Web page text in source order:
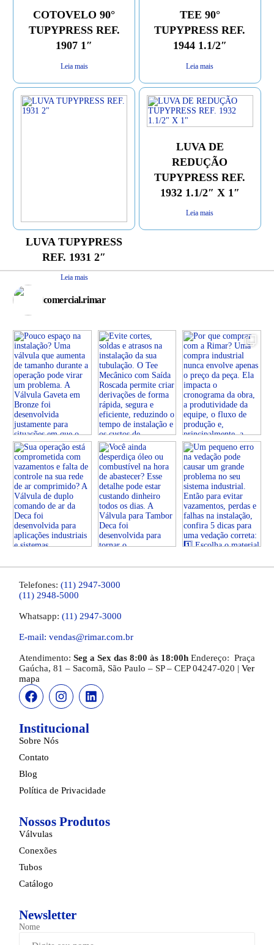
COTOVELO 90°
TUPYPRESS REF.
1907 1″
Leia mais
TEE 90°
TUPYPRESS REF.
1944 1.1/2″
Leia mais
LUVA TUPYPRESS
REF. 1931 2″
Leia mais
LUVA DE
REDUÇÃO
TUPYPRESS REF.
1932 1.1/2″ X 1″
Leia mais
comercial.rimar
Telefones: (11) 2947-3000
(11) 2948-5000
Whatsapp: (11) 2947-3000
E-mail: vendas@rimar.com.br
Atendimento: Seg a Sex das 8:00 às 18:00hEndereço: Praça
Gaúcha, 81 – Sacomã, São Paulo – SP– CEP 04247-020 | Ver
mapa
Institucional
Sobre Nós
Contato
Blog
Política de Privacidade
Nossos Produtos
Válvulas
Conexões
Tubos
Catálogo
Newsletter
Nome